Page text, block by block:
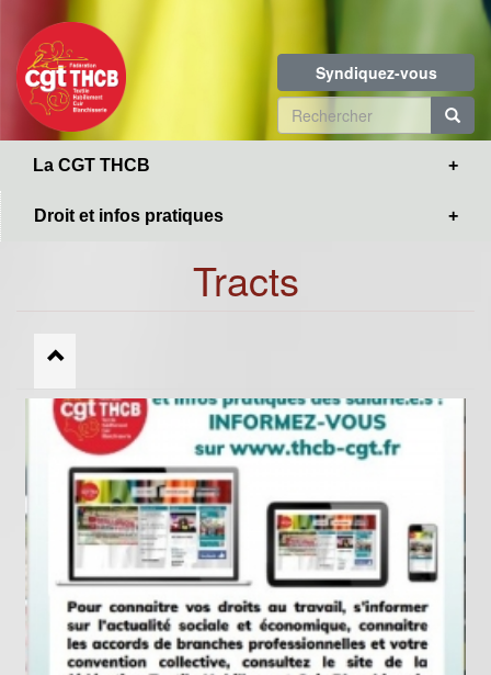
contenu
principal
Syndiquez-vous
Formulaire
de
La CGT THCB
Droit et infos pratiques
Tracts